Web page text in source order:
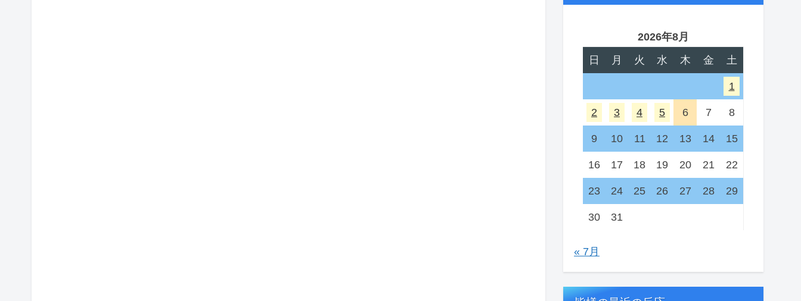
2026年8月
日
月 火 水 木 金 土
1
2 3 4 5 6 7 8
9 10 11 12 13 14 15
16 17 18 19 20 21 22
23 24 25 26 27 28 29
30 31
« 7月